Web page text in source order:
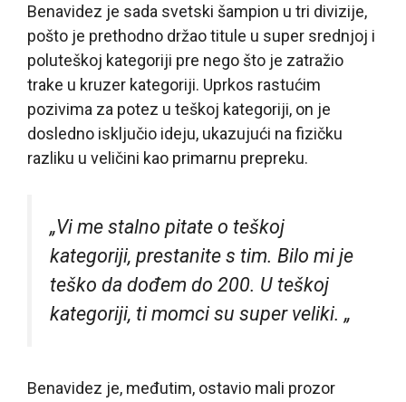
Benavidez je sada svetski šampion u tri divizije,
pošto je prethodno držao titule u super srednjoj i
poluteškoj kategoriji pre nego što je zatražio
trake u kruzer kategoriji. Uprkos rastućim
pozivima za potez u teškoj kategoriji, on je
dosledno isključio ideju, ukazujući na fizičku
razliku u veličini kao primarnu prepreku.
„Vi me stalno pitate o teškoj
kategoriji, prestanite s tim. Bilo mi je
teško da dođem do 200. U teškoj
kategoriji, ti momci su super veliki. „
Benavidez je, međutim, ostavio mali prozor